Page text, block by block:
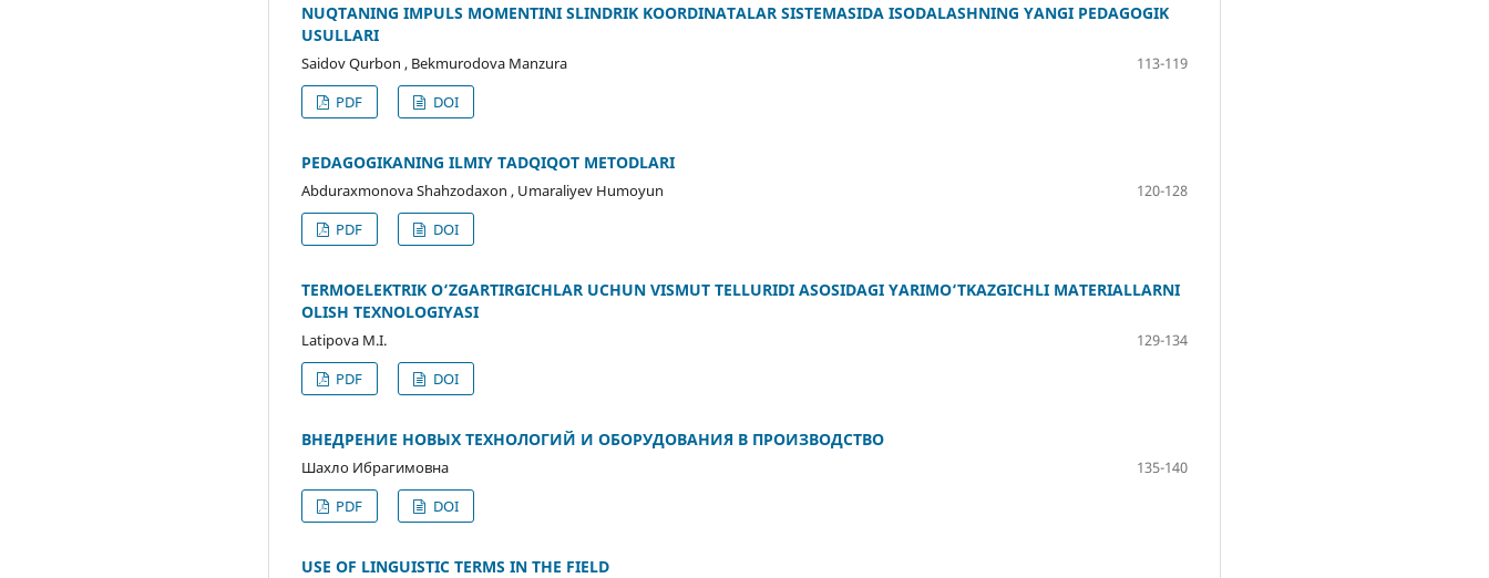
NUQTANING IMPULS MOMENTINI SLINDRIK KOORDINATALAR SISTEMASIDA ISODALASHNING YANGI PEDAGOGIK
USULLARI
Saidov Qurbon , Bekmurodova Manzura
113-119
PDF
DOI
PEDAGOGIKANING ILMIY TADQIQOT METODLARI
Abduraxmonova Shahzodaxon , Umaraliyev Humoyun
120-128
PDF
DOI
TERMOELEKTRIK O‘ZGARTIRGICHLAR UCHUN VISMUT TELLURIDI ASOSIDAGI YARIMO‘TKAZGICHLI MATERIALLARNI
OLISH TEXNOLOGIYASI
Latipova M.I.
129-134
PDF
DOI
ВНЕДРЕНИЕ НОВЫХ ТЕХНОЛОГИЙ И ОБОРУДОВАНИЯ В ПРОИЗВОДСТВО
Шахло Ибрагимовна
135-140
PDF
DOI
USE OF LINGUISTIC TERMS IN THE FIELD